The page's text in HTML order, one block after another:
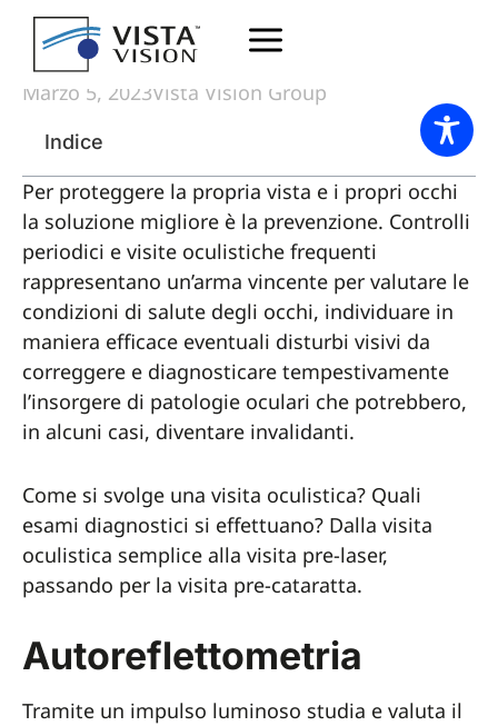
Esami diagnostici
Marzo 5, 2023Vista Vision Group
Indice
Per proteggere la propria vista e i propri occhi
la soluzione migliore è la prevenzione. Controlli
periodici e visite oculistiche frequenti
rappresentano un’arma vincente per valutare le
condizioni di salute degli occhi, individuare in
maniera efficace eventuali disturbi visivi da
correggere e diagnosticare tempestivamente
l’insorgere di patologie oculari che potrebbero,
in alcuni casi, diventare invalidanti.
Come si svolge una visita oculistica? Quali
esami diagnostici si effettuano? Dalla visita
oculistica semplice alla visita pre-laser,
passando per la visita pre-cataratta.
Autoreflettometria
Tramite un impulso luminoso studia e valuta il